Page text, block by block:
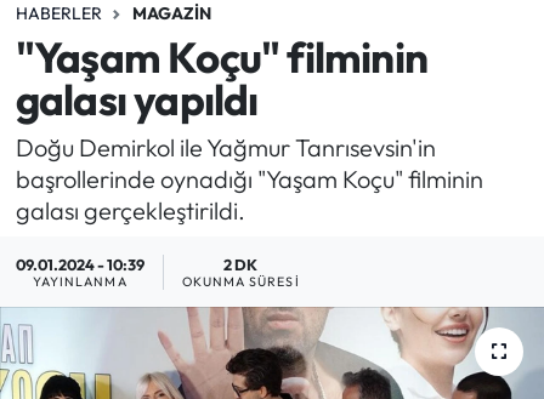
HABERLER MAGAZİN
"Yaşam Koçu" filminin
galası yapıldı
Doğu Demirkol ile Yağmur Tanrısevsin'in
başrollerinde oynadığı "Yaşam Koçu" filminin
galası gerçekleştirildi.
09.01.2024 - 10:39
YAYINLANMA
2 DK
OKUNMA SÜRESI
EĞİTİM
EKONOMİ
GÜNCEL
GÜNDEM
MAGAZİN
SİYASET
Süper Lig Puan Durumu ve Fikstür
Tüm Manşetler
Son Dakika Haberleri
Haber Arşivi